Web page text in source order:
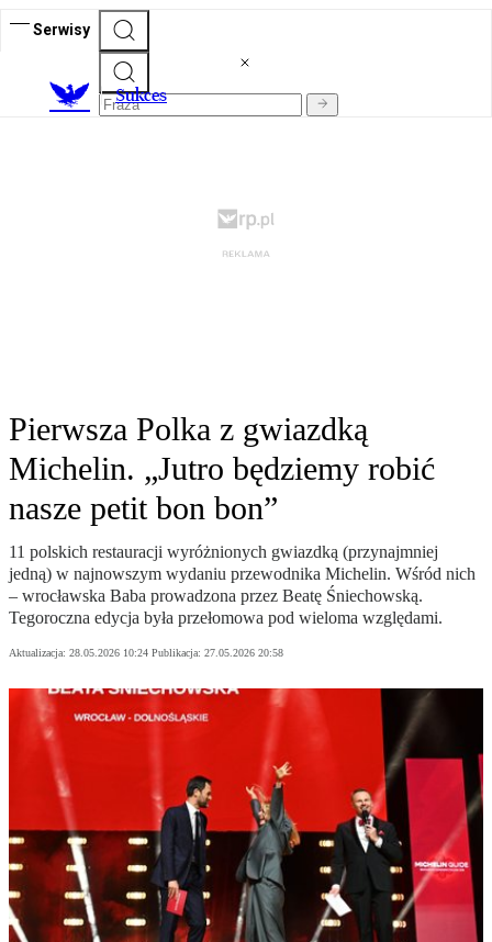
Serwisy
Sukces
Pierwsza Polka z gwiazdką
Michelin. „Jutro będziemy robić
nasze petit bon bon”
11 polskich restauracji wyróżnionych gwiazdką (przynajmniej
jedną) w najnowszym wydaniu przewodnika Michelin. Wśród nich
– wrocławska Baba prowadzona przez Beatę Śniechowską.
Tegoroczna edycja była przełomowa pod wieloma względami.
Aktualizacja: 28.05.2026 10:24 Publikacja: 27.05.2026 20:58